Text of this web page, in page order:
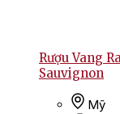
Rượu Vang
Sauvignon
Mỹ